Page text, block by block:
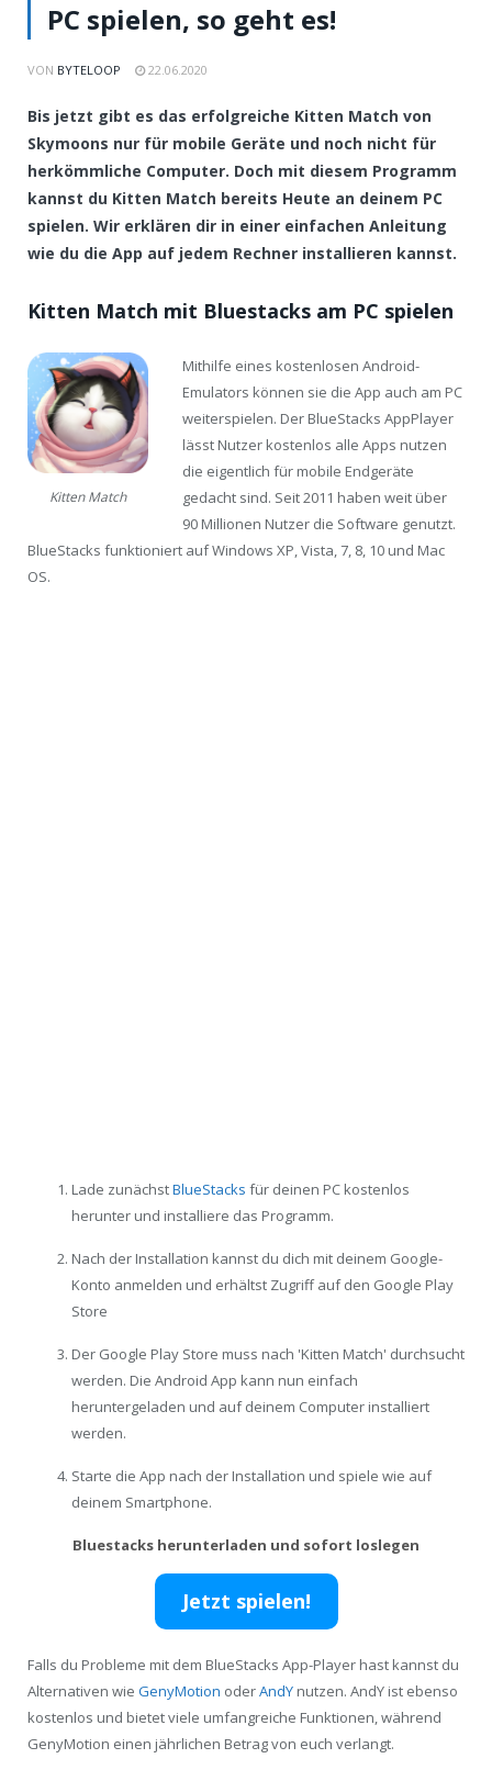
PC spielen, so geht es!
VON BYTELOOP 22.06.2020
Bis jetzt gibt es das erfolgreiche Kitten Match von
Skymoons nur für mobile Geräte und noch nicht für
herkömmliche Computer. Doch mit diesem Programm
kannst du Kitten Match bereits Heute an deinem PC
spielen. Wir erklären dir in einer einfachen Anleitung
wie du die App auf jedem Rechner installieren kannst.
Kitten Match mit Bluestacks am PC spielen
Kitten Match
Mithilfe eines kostenlosen Android-
Emulators können sie die App auch am PC
weiterspielen. Der BlueStacks AppPlayer
lässt Nutzer kostenlos alle Apps nutzen
die eigentlich für mobile Endgeräte
gedacht sind. Seit 2011 haben weit über
90 Millionen Nutzer die Software genutzt.
BlueStacks funktioniert auf Windows XP, Vista, 7, 8, 10 und Mac
OS.
Lade zunächstBlueStacks für deinen PC kostenlos
herunter und installiere das Programm.
Nach der Installation kannst du dich mit deinem Google-
Konto anmelden und erhältst Zugriff auf den Google Play
Store
Der Google Play Store muss nach 'Kitten Match' durchsucht
werden. Die Android App kann nun einfach
heruntergeladen und auf deinem Computer installiert
werden.
Starte die App nach der Installation und spiele wie auf
deinem Smartphone.
Bluestacks herunterladen und sofort loslegen
Jetzt spielen!
Falls du Probleme mit dem BlueStacks App-Player hast kannst du
Alternativen wie GenyMotion oderAndY nutzen. AndY ist ebenso
kostenlos und bietet viele umfangreiche Funktionen, während
GenyMotion einen jährlichen Betrag von euch verlangt.